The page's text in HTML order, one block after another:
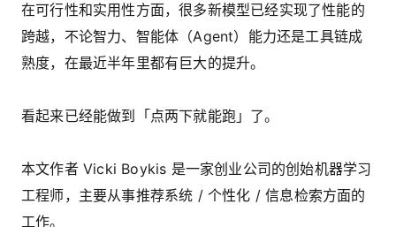
在可行性和实用性方面，很多新模型已经实现了性能的
跨越，不论智力、智能体（Agent）能力还是工具链成
熟度，在最近半年里都有巨大的提升。
看起来已经能做到「点两下就能跑」了。
本文作者 Vicki Boykis 是一家创业公司的创始机器学习
工程师，主要从事推荐系统 / 个性化 / 信息检索方面的
工作。